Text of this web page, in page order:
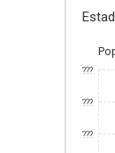
???
???
???